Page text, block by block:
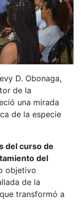
D. Obonaga,
de la
una mirada
de la especie
del curso de
del
objetivo
de la
transformó a